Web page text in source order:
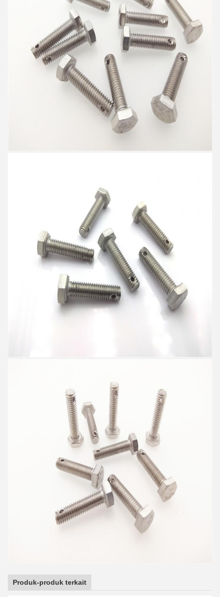
Produk-produk terkait